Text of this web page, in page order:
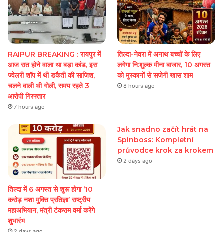
RAIPUR BREAKING : रायपुर में
आज रात होने वाला था बड़ा कांड, इस
ज्वेलरी शॉप में थी डकैती की साजिश,
चलने वाली थी गोली, समय रहते 3
आरोपी गिरफ्तार
7 hours ago
तिल्दा-नेवरा में अनाथ बच्चों के लिए
लगेगा नि:शुल्क मीना बाजार, 10 अगस्त
को मुस्कानों से सजेगी खास शाम
8 hours ago
तिल्दा में 6 अगस्त से शुरू होगा ‘10
करोड़ नशा मुक्ति प्रतिज्ञा’ राष्ट्रीय
महाअभियान, मंत्री टंकराम वर्मा करेंगे
शुभारंभ
Jak snadno začít hrát na
Spinboss: Kompletní
průvodce krok za krokem
2 days ago